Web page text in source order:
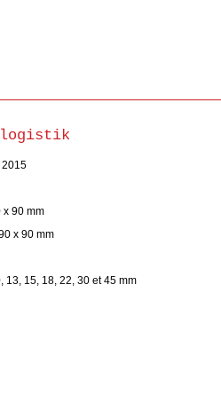
2015
x 90 mm
x 90 mm
13, 15, 18, 22, 30 et 45 mm